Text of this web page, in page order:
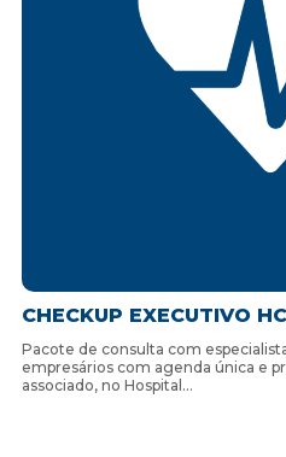
CHECKUP EXECUTIVO
Pacote de consulta com
empresários com agenda única e
associado, no Hospital…